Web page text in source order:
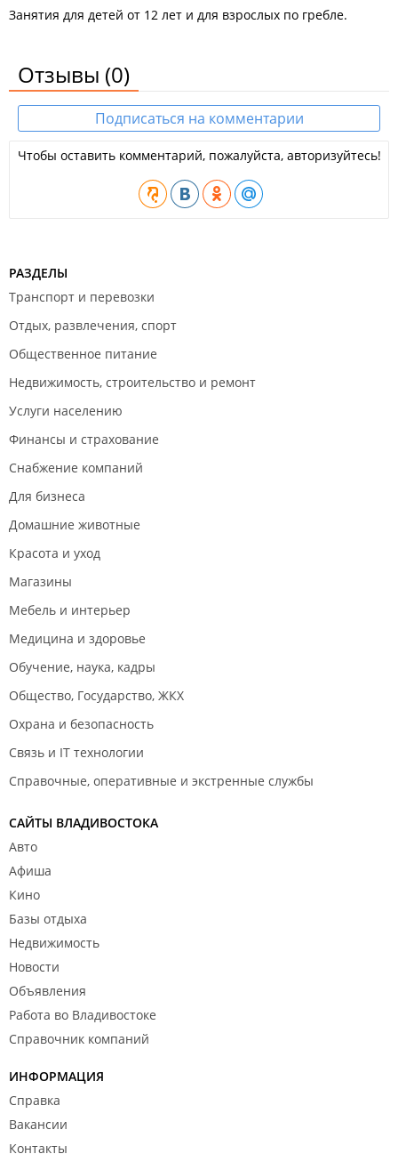
Занятия для детей от 12 лет и для взрослых по гребле.
Отзывы (0)
Подписаться на комментарии
Чтобы оставить комментарий, пожалуйста, авторизуйтесь!
РАЗДЕЛЫ
Транспорт и перевозки
Отдых, развлечения, спорт
Общественное питание
Недвижимость, строительство и ремонт
Услуги населению
Финансы и страхование
Снабжение компаний
Для бизнеса
Домашние животные
Красота и уход
Магазины
Мебель и интерьер
Медицина и здоровье
Обучение, наука, кадры
Общество, Государство, ЖКХ
Охрана и безопасность
Связь и IT технологии
Справочные, оперативные и экстренные службы
САЙТЫ ВЛАДИВОСТОКА
Авто
Афиша
Кино
Базы отдыха
Недвижимость
Новости
Объявления
Работа во Владивостоке
Справочник компаний
ИНФОРМАЦИЯ
Справка
Вакансии
Контакты